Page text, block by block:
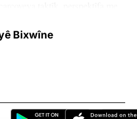
Gerîlayên Azadiyê em ê
Bixwîne